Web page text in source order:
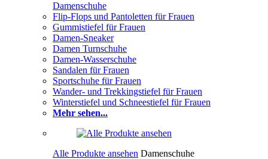
Damenschuhe
Flip-Flops und Pantoletten für Frauen
Gummistiefel für Frauen
Damen-Sneaker
Damen Turnschuhe
Damen-Wasserschuhe
Sandalen für Frauen
Sportschuhe für Frauen
Wander- und Trekkingstiefel für Frauen
Winterstiefel und Schneestiefel für Frauen
Mehr sehen...
Alle Produkte ansehen Damenschuhe